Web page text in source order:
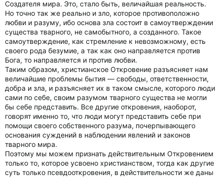
Создателя мира. Это, стало быть, величайшая реальность.
Но точно так же реально и зло, которое противоположно
любви и разуму, ибо основа зла состоит в самоутверждении
существа тварного, не самобытного, а созданного. Такое
самоутверждение, как стремление к невозможному, есть
своего рода безумие, а так как оно направляется против
Бога, то направляется и против любви.
Таким образом, христианское Откровение разъясняет нам
величайшие проблемы бытия — свободы, ответственности,
добра и зла, и разъясняет их в таком смысле, которого люди
сами по себе, своим разумом тварного существа не могли
бы себе представить. Все другие откровения, наоборот,
говорят именно то, что люди могут представить себе при
помощи своего собственного разума, почерпывающего
основания суждений в наблюдении явлений и законов
тварного мира.
Поэтому мы можем признать действительным Откровением
только то, которое усвоено христианством, тогда как другие
суть только псевдооткровения, в действительности же даны